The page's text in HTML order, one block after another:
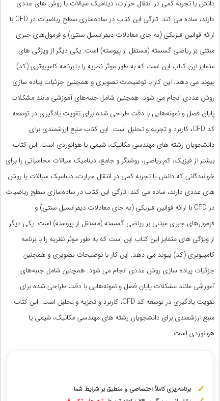
دانش یا تجربه کمی در انتقال حرارت، دینامیک سیالات یا روش های عددی
دارند، ساده می کند. تازگی این کتاب در ساده‌سازی سطح ریاضیات در CFD با
ارائه قوانین فیزیکی (به جای معادلات دیفرانسیل سنتی) و فرمول‌های جبری
مبتنی بر ریاضی گسسته (مستقل از پیوسته) است. یکی دیگر از ویژگی های
متمایز این کتاب این است که به طور موثر نظریه را با برنامه کامپیوتری (کد)
پیوند می دهد. این کار با توضیحات تصویری و همچنین جزئیات پیاده سازی
روش عددی انجام می شود. همچنین شامل جنبه‌های آموزشی مانند مشکلات
پایان فصل و نمونه‌هایی با دقت طراحی شده برای تقویت یادگیری در توسعه
کد CFD، کاربرد و تجزیه و تحلیل است. این کتاب منبع ارزشمندی برای
دانشجویان رشته های مهندسی مکانیک، شیمی یا هوانوردی است. این کتاب
بیشتر از فیزیک، کم ریاضی، روشنگر و جامع، دینامیک سیالات محاسباتی را برای
خوانندگانی که دانش یا تجربه کمی در انتقال حرارت، دینامیک سیالات یا روش
های عددی دارند، ساده می کند. تازگی این کتاب در ساده‌سازی سطح ریاضیات
در CFD با ارائه قوانین فیزیکی (به جای معادلات دیفرانسیل سنتی) و
فرمول‌های جبری مبتنی بر ریاضی گسسته (مستقل از پیوسته) است. یکی دیگر
از ویژگی های متمایز این کتاب این است که به طور موثر نظریه را با برنامه
کامپیوتری (کد) پیوند می دهد. این کار با توضیحات تصویری و همچنین
جزئیات پیاده سازی روش عددی انجام می شود. همچنین شامل جنبه‌های
آموزشی مانند مشکلات پایان فصل و نمونه‌هایی با دقت طراحی شده برای
تقویت یادگیری در توسعه کد CFD، کاربرد و تجزیه و تحلیل است. این کتاب
منبع ارزشمندی برای دانشجویان رشته های مهندسی مکانیک، شیمی یا
هوانوردی است.
برنامه‌ریزی کاملاً اختصاصی و منطبق بر شرایط شما